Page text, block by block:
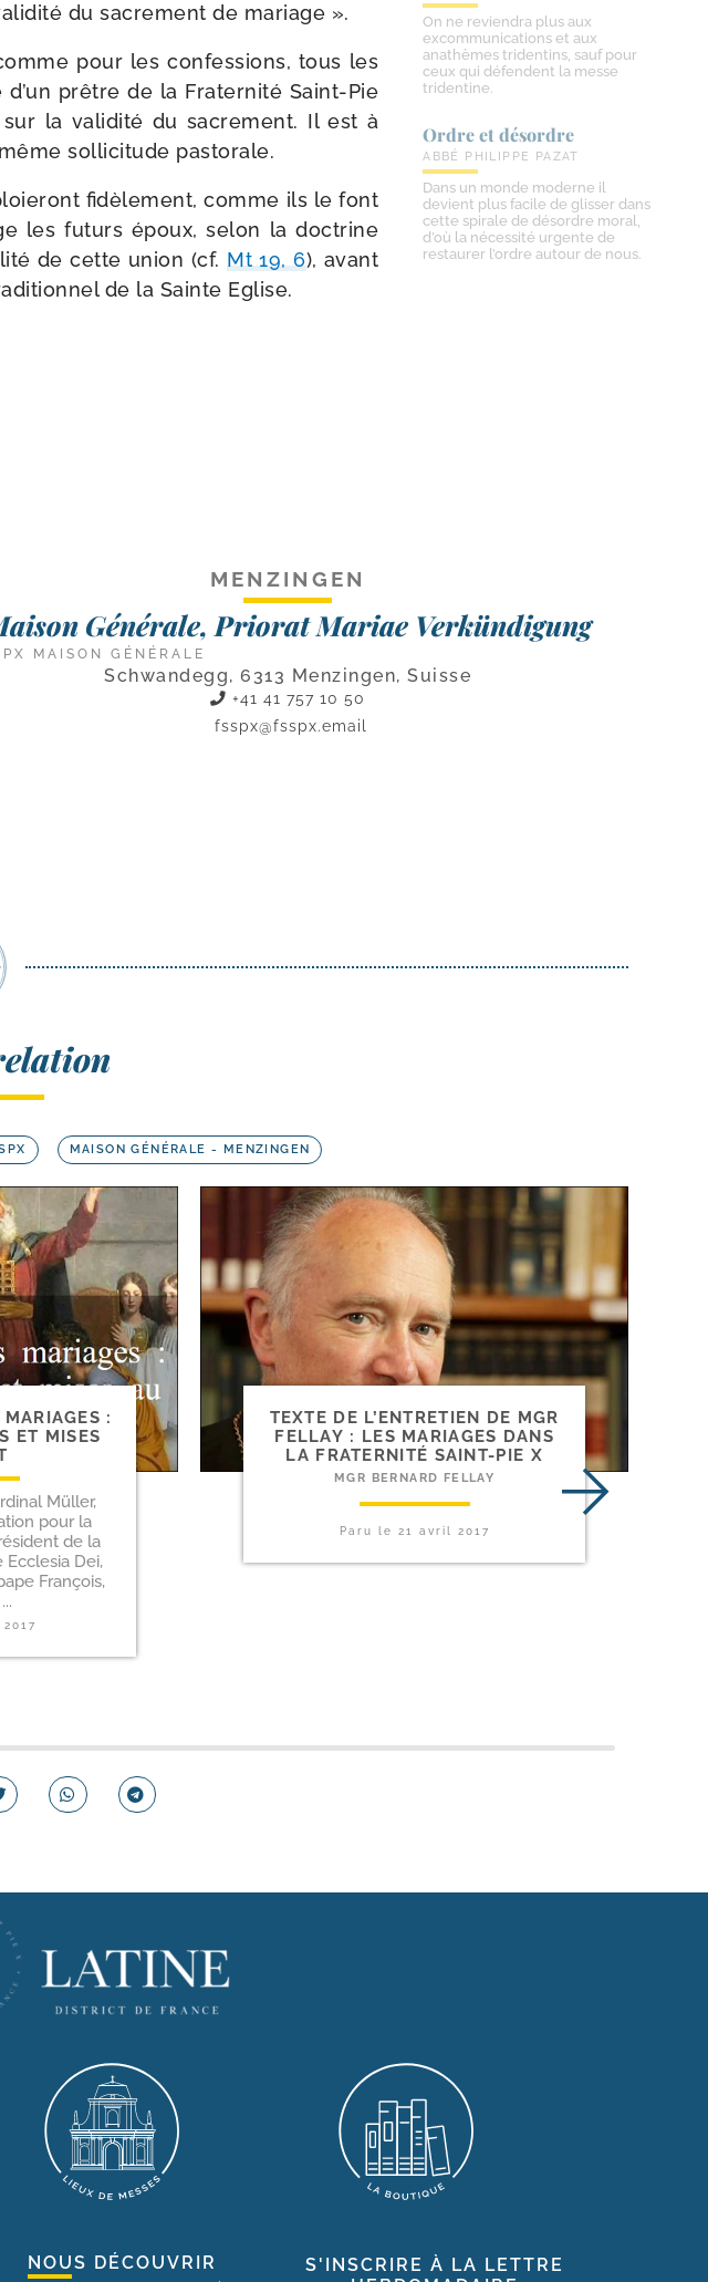
du sacre­ment de mariage ».
pour les confes­sions, tous les
prêtre de la Fraternité Saint-​Pie
la vali­di­té du sacre­ment. Il est à
sol­li­ci­tude pastorale.
fidè­le­ment, comme ils le font
les futurs époux, selon la doc­trine
de cette union (cf. Mt 19, 6), avant
de la Sainte Eglise.
On ne reviendra plus aux
excommunications et aux
anathèmes tridentins, sauf pour
ceux qui défendent la messe
tridentine.
Ordre et désordre
ABBÉ PHILIPPE PAZAT
Dans un monde moderne il
devient plus facile de glisser dans
cette spirale de désordre moral,
d’où la nécessité urgente de
restaurer l’ordre autour de nous.
MENZINGEN
Générale, Priorat Mariae Verkündigung
MAISON GÉNÉRALE
Schwandegg, 6313 Menzingen, Suisse
+41 41 757 10 50
fsspx@fsspx.email
MAISON GÉNÉRALE - MENZINGEN
:
ET MISES
Müller,
pour la
de la
Dei,
François,
TEXTE DE L’ENTRETIEN DE MGR
FELLAY : LES MARIAGES DANS
LA FRATERNITÉ SAINT-​PIE X
MGR BERNARD FELLAY
Paru le 21 avril 2017
NOUS DÉCOUVRIR
S'INSCRIRE À LA LETTRE